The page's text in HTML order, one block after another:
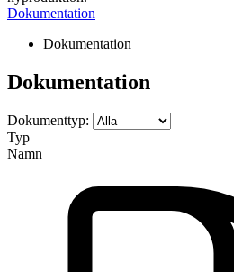
Dokumentation
Dokumentation
Dokumentation
Dokumenttyp:
Typ
Namn